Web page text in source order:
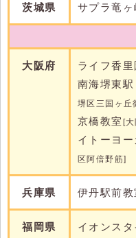
茨城県 サプラ竜ヶ
大阪府 ライフ香里
南海堺東
堺区三国ヶ丘
京橋教室 [
イトーヨ
区阿倍野筋]
兵庫県 伊丹駅前教
福岡県 イオンス